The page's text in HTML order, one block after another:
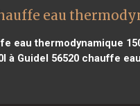
eau
eau thermodynamique
à Guidel 56520 chauffe